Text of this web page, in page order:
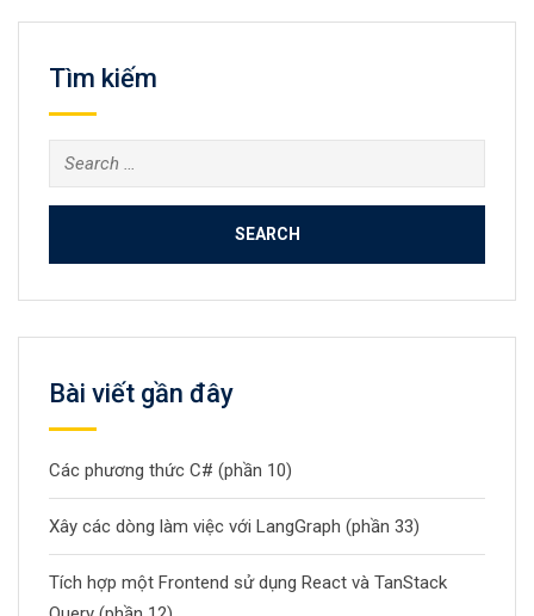
Tìm kiếm
Search
for:
Bài viết gần đây
Các phương thức C# (phần 10)
Xây các dòng làm việc với LangGraph (phần 33)
Tích hợp một Frontend sử dụng React và TanStack